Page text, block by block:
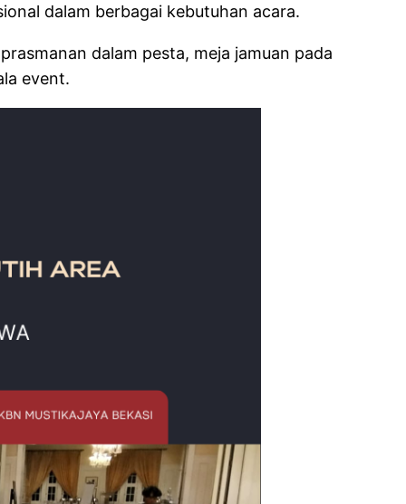
dalam berbagai kebutuhan acara.
dalam pesta, meja jamuan pada
event.